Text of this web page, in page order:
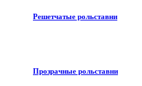
Решетчатые рольставни
Прозрачные рольставни